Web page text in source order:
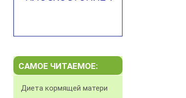
САМОЕ ЧИТАЕМОЕ:
Диета кормящей матери